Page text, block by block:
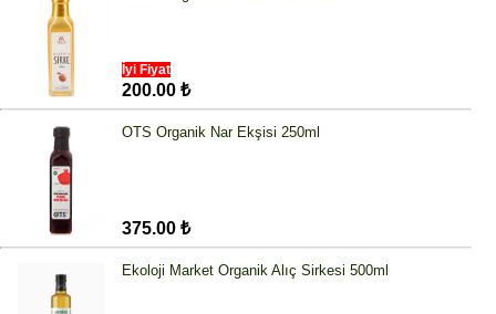
İyi Fiyat
200.00 ₺
OTS Organik Nar Ekşisi 250ml
375.00 ₺
Ekoloji Market Organik Alıç Sirkesi 500ml